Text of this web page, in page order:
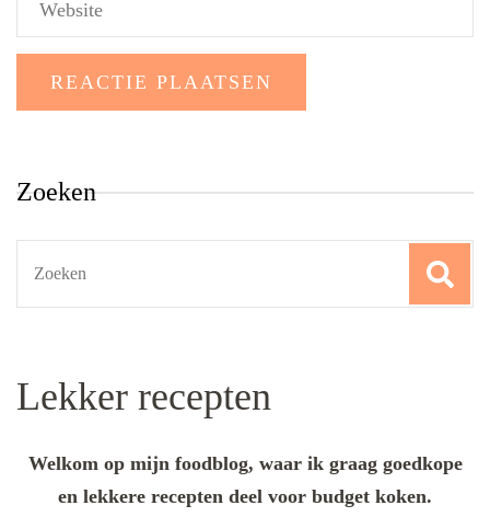
Zoeken
Lekker recepten
Welkom op mijn foodblog, waar ik graag goedkope
en lekkere recepten deel voor budget koken.